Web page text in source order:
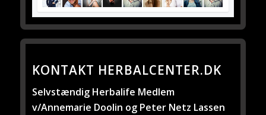
KONTAKT HERBALCENTER.DK
Selvstændig Herbalife Medlem
v/Annemarie Doolin og Peter Netz Lassen